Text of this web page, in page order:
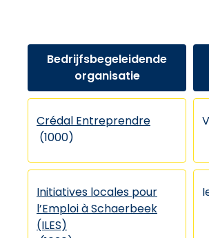
Bedrijfsbegeleidende
organisatie
Crédal Entreprendre
(1000)
Initiatives locales pour
l’Emploi à Schaerbeek
(ILES)